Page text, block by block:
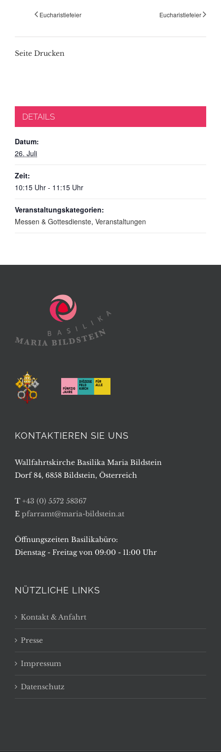
Eucharistiefeier Eucharistiefeier
Seite Drucken
DETAILS
Datum:
26. Juli
Zeit:
10:15 Uhr - 11:15 Uhr
Veranstaltungskategorien:
Messen & Gottesdienste, Veranstaltungen
KONTAKTIEREN SIE UNS
Wallfahrtskirche Basilika Maria Bildstein
Dorf 84, 6858 Bildstein, Österreich
T +43 (0) 5572 58367
E pfarramt@maria-bildstein.at
Öffnungszeiten Basilikabüro:
Dienstag - Freitag von 09:00 - 11:00 Uhr
NÜTZLICHE LINKS
Kontakt & Anfahrt
Presse
Impressum
Datenschutz